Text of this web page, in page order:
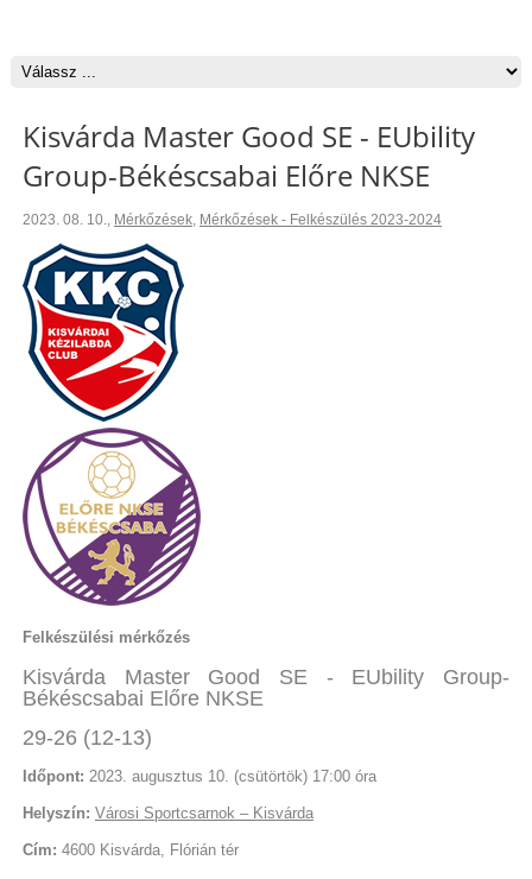
Kisvárda Master Good SE - EUbility
Group-Békéscsabai Előre NKSE
2023. 08. 10., Mérkőzések, Mérkőzések - Felkészülés 2023-2024
Felkészülési mérkőzés
Kisvárda Master Good SE - EUbility Group-
Békéscsabai Előre NKSE
29-26 (12-13)
Időpont: 2023. augusztus 10. (csütörtök) 17:00 óra
Helyszín: Városi Sportcsarnok – Kisvárda
Cím: 4600 Kisvárda, Flórián tér